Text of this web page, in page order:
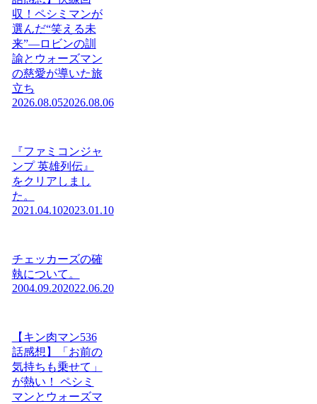
収！ペシミマンが
選んだ“笑える未
来”―ロビンの訓
諭とウォーズマン
の慈愛が導いた旅
立ち
2026.08.052026.08.06
『ファミコンジャ
ンプ 英雄列伝』
をクリアしまし
た。
2021.04.102023.01.10
チェッカーズの確
執について。
2004.09.202022.06.20
【キン肉マン536
話感想】「お前の
気持ちも乗せて」
が熱い！ ペシミ
マンとウォーズマ